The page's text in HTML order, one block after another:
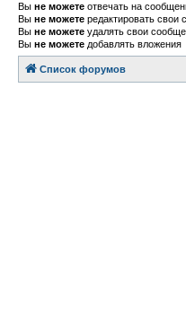
Вы не можете отвечать на
Вы не можете редактировать свои
Вы не можете удалять свои
Вы не можете добавлять вложения
Список форумов